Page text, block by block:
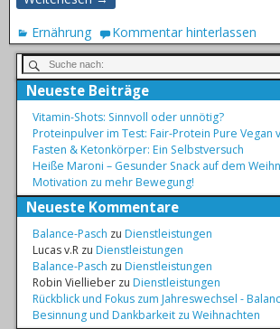
Ernährung
Kommentar hinterlassen
Neueste Beiträge
Vitamin-Shots: Sinnvoll oder unnötig?
Proteinpulver im Test: Fair-Protein Pure Vegan
Fasten & Ketonkörper: Ein Selbstversuch
Heiße Maroni – Gesunder Snack auf dem
Motivation zu mehr Bewegung!
Neueste Kommentare
Balance-Pasch zuDienstleistungen
Lucas v.R zuDienstleistungen
Balance-Pasch zuDienstleistungen
Robin Viellieber zuDienstleistungen
Rückblick und Fokus zum Jahreswechsel -
Besinnung und Dankbarkeit zu Weihnachten